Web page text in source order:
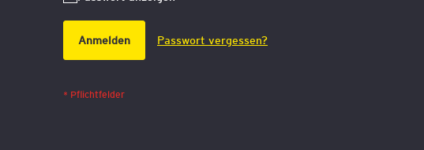
Anmelden Passwort vergessen?